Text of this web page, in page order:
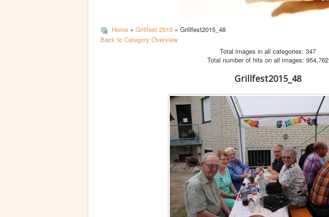
Home » Grillfest 2015 » Grillfest2015_48
Back to Category Overview
Total images in all categories: 347
Total number of hits on all images: 954,762
Grillfest2015_48